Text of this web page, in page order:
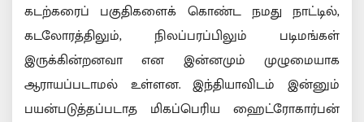
கடற்கரைப் பகுதிகளைக் கொண்ட நமது நாட்டில்,
கடலோரத்திலும், நிலப்பரப்பிலும் படிமங்கள்
இருக்கின்றனவா என இன்னமும் முழுமையாக
ஆராயப்படாமல் உள்ளன. இந்தியாவிடம் இன்னும்
பயன்படுத்தப்படாத மிகப்பெரிய ஹைட்ரோகார்பன்